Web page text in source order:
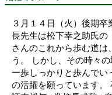
３月１４日（火）後期
長先生は松下幸之助氏の
さんのこれから歩む道は
う。 しかし、その時々
一歩しっかりと歩んでい
の活躍を願っています。